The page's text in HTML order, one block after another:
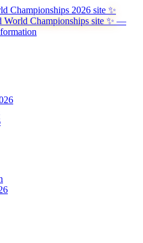
Championships 2026 site ✨
Championships site ✨ —